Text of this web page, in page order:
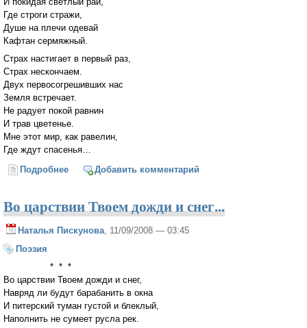
Где строги стражи,
Душе на плечи одевай
Кафтан сермяжный.
Страх настигает в первый раз,
Страх нескончаем.
Двух первосогрешивших нас
Земля встречает.
Не радует покой равнин
И трав цветенье.
Мне этот мир, как равелин,
Где ждут спасенья…
Подробнее о ЕваДобавить комментарий
Во царствии Твоем дожди и снег...
Наталья Пискунова , 11/09/2008 — 03:45
Поэзия
* * *
Во царствии Твоем дожди и снег,
Навряд ли будут барабанить в окна
И питерский туман густой и блеклый,
Наполнить не сумеет русла рек.